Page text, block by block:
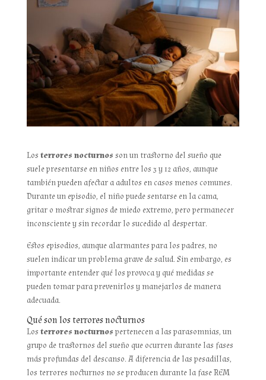
Los terrores nocturnos son un trastorno del sueño que
suele presentarse en niños entre los 3 y 12 años, aunque
también pueden afectar a adultos en casos menos comunes.
Durante un episodio, el niño puede sentarse en la cama,
gritar o mostrar signos de miedo extremo, pero permanecer
inconsciente y sin recordar lo sucedido al despertar.
Estos episodios, aunque alarmantes para los padres, no
suelen indicar un problema grave de salud. Sin embargo, es
importante entender qué los provoca y qué medidas se
pueden tomar para prevenirlos y manejarlos de manera
adecuada.
Qué son los terrores nocturnos
Los terrores nocturnos pertenecen a las parasomnias, un
grupo de trastornos del sueño que ocurren durante las fases
más profundas del descanso. A diferencia de las pesadillas,
los terrores nocturnos no se producen durante la fase REM